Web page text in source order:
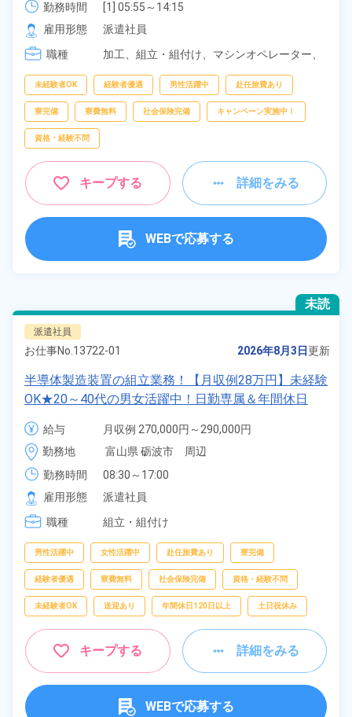
勤務時間
[1] 05:55～14:15
[2] 13:55～22:15
[3] 21:55～06:15
[4] 08:20～16:45
雇用形態
派遣社員
職種
加工、 組立・組付け、 マシンオペレーター、
掛け
未経験者OK 経験者優遇 男性活躍中 赴任旅費あり
寮完備 寮費無料 社会保険完備 キャンペーン実施中！
資格・経験不問
キープする 詳細をみる
WEBで応募する
未読
派遣社員
お仕事No. 13722-01 2026年8月3日更新
半導体製造装置の組立業務！【月収例28万円】未経験
OK★20～40代の男女活躍中！日勤専属＆年間休日
124日★お友達やカップルとの応募・同シフトOK！空
調完備で働きやすい★《富山県砺波市》
給与
月収例 270,000円～290,000円
時給 1,600円～1,600円
勤務地
富山県 砺波市　周辺
勤務時間
08:30～17:00
雇用形態
派遣社員
職種
組立・組付け
男性活躍中 女性活躍中 赴任旅費あり 寮完備
経験者優遇 寮費無料 社会保険完備 資格・経験不問
未経験者OK 送迎あり 年間休日120日以上 土日祝休み
キープする 詳細をみる
WEBで応募する